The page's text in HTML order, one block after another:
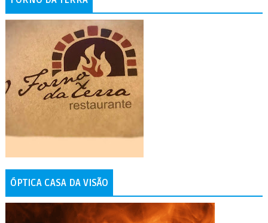
ÓPTICA CASA DA VISÃO